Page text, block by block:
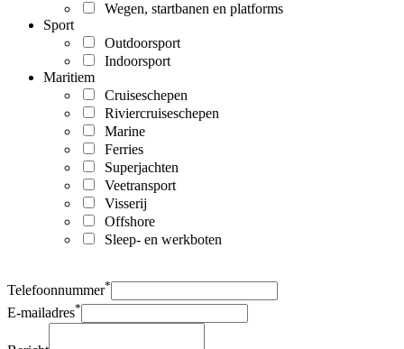
Wegen, startbanen en platforms
Sport
Outdoorsport
Indoorsport
Maritiem
Cruiseschepen
Riviercruiseschepen
Marine
Ferries
Superjachten
Veetransport
Visserij
Offshore
Sleep- en werkboten
Telefoonnummer*
E-mailadres*